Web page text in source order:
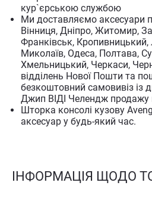
кур`єрською службою
Ми доставляємо аксесуари
Вінниця, Дніпро, Житомир,
Франківськ, Кропивницький,
Миколаїв, Одеса, Полтава,
Хмельницький, Черкаси,
відділень Нової Пошти та
безкоштовний самовивіз із
Джип ВІДІ Челендж продажу
Шторка консолі кузову
аксесуар у будь-який час.
ІНФОРМАЦІЯ ЩОДО